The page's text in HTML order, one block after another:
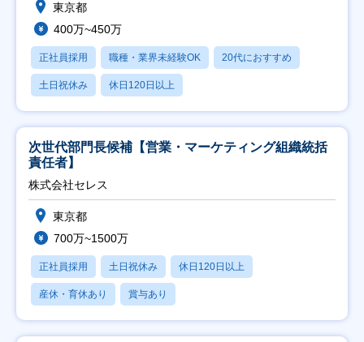
東京都
400万~450万
正社員採用 職種・業界未経験OK 20代におすすめ
土日祝休み 休日120日以上
次世代部門長候補【営業・マーケティング組織統括
責任者】
株式会社セレス
東京都
700万~1500万
正社員採用 土日祝休み 休日120日以上
産休・育休あり 賞与あり